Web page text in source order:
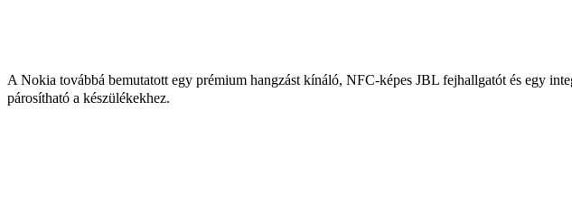
A Nokia továbbá bemutatott egy prémium hangzást kínáló, NFC-képes JBL fejhallgatót és egy
párosítható a készülékekhez.